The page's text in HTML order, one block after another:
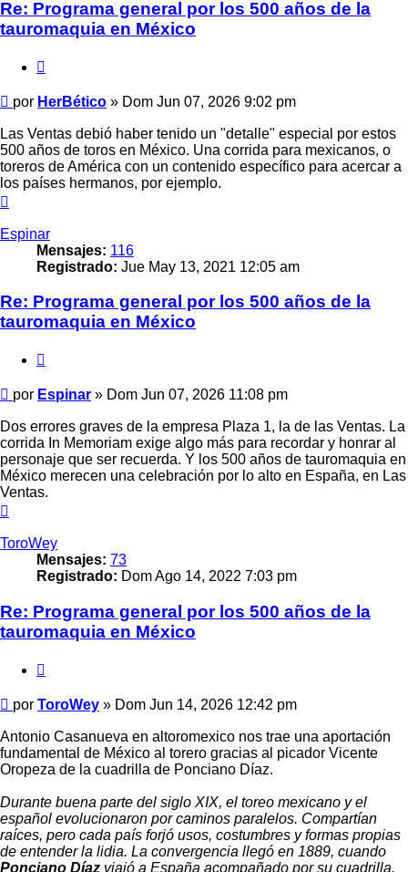
Re: Programa general por los 500 años de la
tauromaquia en México
Mensaje
por HerBético » Dom Jun 07, 2026 9:02 pm
Las Ventas debió haber tenido un "detalle" especial por estos
500 años de toros en México. Una corrida para mexicanos, o
toreros de América con un contenido específico para acercar a
los países hermanos, por ejemplo.
Espinar
Mensajes: 116
Registrado: Jue May 13, 2021 12:05 am
Re: Programa general por los 500 años de la
tauromaquia en México
Mensaje
por Espinar » Dom Jun 07, 2026 11:08 pm
Dos errores graves de la empresa Plaza 1, la de las Ventas. La
corrida In Memoriam exige algo más para recordar y honrar al
personaje que ser recuerda. Y los 500 años de tauromaquia en
México merecen una celebración por lo alto en España, en Las
Ventas.
ToroWey
Mensajes: 73
Registrado: Dom Ago 14, 2022 7:03 pm
Re: Programa general por los 500 años de la
tauromaquia en México
Mensaje
por ToroWey » Dom Jun 14, 2026 12:42 pm
Antonio Casanueva en altoromexico nos trae una aportación
fundamental de México al torero gracias al picador Vicente
Oropeza de la cuadrilla de Ponciano Díaz.
Durante buena parte del siglo XIX, el toreo mexicano y el
español evolucionaron por caminos paralelos. Compartían
raíces, pero cada país forjó usos, costumbres y formas propias
de entender la lidia. La convergencia llegó en 1889, cuando
Ponciano Díaz viajó a España acompañado por su cuadrilla.